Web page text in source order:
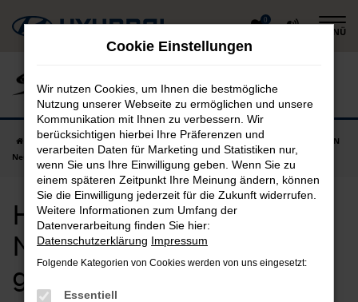
Zum
Hauptinhalt
0
MENÜ
Startseite Dingolfing Hyundai Hyundai BAYON
Hyundai BAYON
Neuwagen in Dingolfing günstig kaufen
Hyundai BAYON
Neuwagen in Dingolfing
günstig kaufen
Cookie Einstellungen
Wir nutzen Cookies, um Ihnen die bestmögliche
Nutzung unserer Webseite zu ermöglichen und unsere
Kommunikation mit Ihnen zu verbessern. Wir
berücksichtigen hierbei Ihre Präferenzen und
verarbeiten Daten für Marketing und Statistiken nur,
wenn Sie uns Ihre Einwilligung geben. Wenn Sie zu
einem späteren Zeitpunkt Ihre Meinung ändern, können
Sie die Einwilligung jederzeit für die Zukunft widerrufen.
Weitere Informationen zum Umfang der
Datenverarbeitung finden Sie hier:
Datenschutzerklärung Impressum
Folgende Kategorien von Cookies werden von uns eingesetzt:
Essentiell